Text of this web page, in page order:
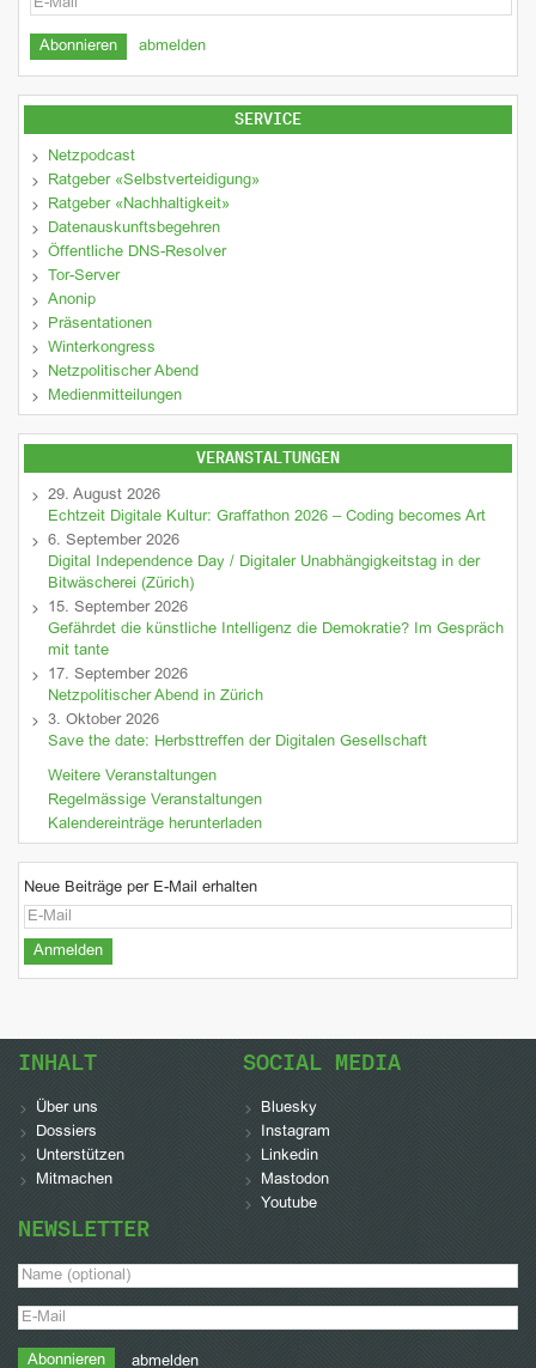
abmelden
SERVICE
Netzpodcast
Ratgeber «Selbstverteidigung»
Ratgeber «Nachhaltigkeit»
Datenauskunftsbegehren
Öffentliche DNS-Resolver
Tor-Server
Anonip
Präsentationen
Winterkongress
Netzpolitischer Abend
Medienmitteilungen
VERANSTALTUNGEN
29. August 2026
Echtzeit Digitale Kultur: Graffathon 2026 – Coding becomes Art
6. September 2026
Digital Independence Day / Digitaler Unabhängigkeitstag in der
Bitwäscherei (Zürich)
15. September 2026
Gefährdet die künstliche Intelligenz die Demokratie? Im Gespräch
mit tante
17. September 2026
Netzpolitischer Abend in Zürich
3. Oktober 2026
Save the date: Herbsttreffen der Digitalen Gesellschaft
Weitere Veranstaltungen
Regelmässige Veranstaltungen
Kalendereinträge herunterladen
Neue Beiträge per E-Mail erhalten
INHALT
Über uns
Dossiers
Unterstützen
Mitmachen
SOCIAL MEDIA
Bluesky
Instagram
Linkedin
Mastodon
Youtube
NEWSLETTER
abmelden